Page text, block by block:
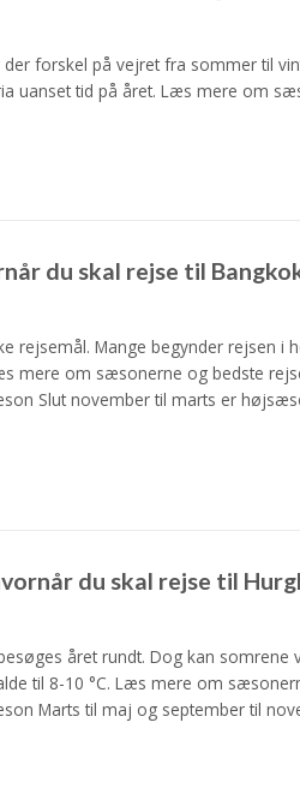
forskel på vejret fra sommer til
uanset tid på året. Læs mere om
du skal rejse til
rejsemål. Mange begynder rejsen i
mere om sæsonerne og bedste
Slut november til marts er
du skal rejse til
året rundt. Dog kan somrene
til 8-10 °C. Læs mere om
Marts til maj og september til